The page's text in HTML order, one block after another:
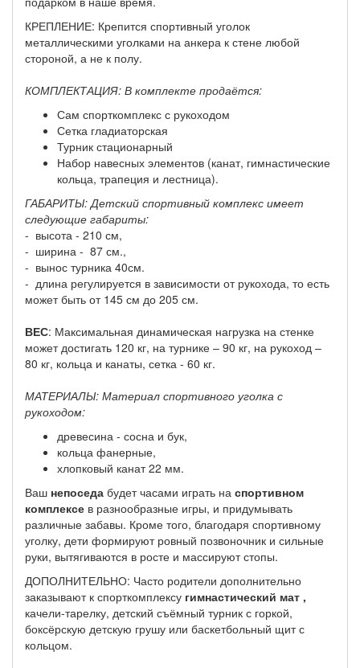
КРЕПЛЕНИЕ: Крепится спортивный уголок
металлическими уголками на анкера к стене любой
стороной, а не к полу.
КОМПЛЕКТАЦИЯ: В комплекте продаётся:
Сам спорткомплекс с рукоходом
Сетка гладиаторская
Турник стационарный
Набор навесных элементов (канат, гимнастические
кольца, трапеция и лестница).
ГАБАРИТЫ: Детский спортивный комплекс имеет
следующие габариты:
- высота - 210 см,
- ширина - 87 см.,
- вынос турника 40см.
- длина регулируется в зависимости от рукохода, то есть
может быть от 145 см до 205 см.
ВЕС: Максимальная динамическая нагрузка на стенке
может достигать 120 кг, на турнике – 90 кг, на рукоход –
80 кг, кольца и канаты, сетка - 60 кг.
МАТЕРИАЛЫ: Материал спортивного уголка с
рукоходом:
древесина - сосна и бук,
кольца фанерные,
хлопковый канат 22 мм.
Ваш непоседа будет часами играть на спортивном
комплексе в разнообразные игры, и придумывать
различные забавы. Кроме того, благодаря спортивному
уголку, дети формируют ровный позвоночник и сильные
руки, вытягиваются в росте и массируют стопы.
ДОПОЛНИТЕЛЬНО: Часто родители дополнительно
заказывают к спорткомплексу гимнастический мат ,
качели-тарелку, детский съёмный турник с горкой,
боксёрскую детскую грушу или баскетбольный щит с
кольцом.